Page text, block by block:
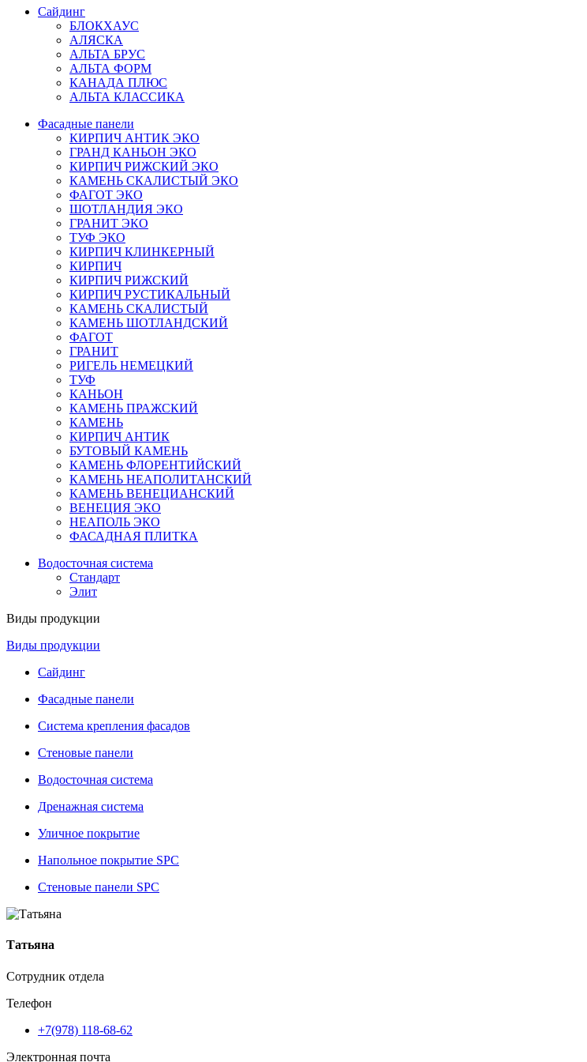
Сайдинг
БЛОКХАУС
АЛЯСКА
АЛЬТА БРУС
АЛЬТА ФОРМ
КАНАДА ПЛЮС
АЛЬТА КЛАССИКА
Фасадные панели
КИРПИЧ АНТИК ЭКО
ГРАНД КАНЬОН ЭКО
КИРПИЧ РИЖСКИЙ ЭКО
КАМЕНЬ СКАЛИСТЫЙ ЭКО
ФАГОТ ЭКО
ШОТЛАНДИЯ ЭКО
ГРАНИТ ЭКО
ТУФ ЭКО
КИРПИЧ КЛИНКЕРНЫЙ
КИРПИЧ
КИРПИЧ РИЖСКИЙ
КИРПИЧ РУСТИКАЛЬНЫЙ
КАМЕНЬ СКАЛИСТЫЙ
КАМЕНЬ ШОТЛАНДСКИЙ
ФАГОТ
ГРАНИТ
РИГЕЛЬ НЕМЕЦКИЙ
ТУФ
КАНЬОН
КАМЕНЬ ПРАЖСКИЙ
КАМЕНЬ
КИРПИЧ АНТИК
БУТОВЫЙ КАМЕНЬ
КАМЕНЬ ФЛОРЕНТИЙСКИЙ
КАМЕНЬ НЕАПОЛИТАНСКИЙ
КАМЕНЬ ВЕНЕЦИАНСКИЙ
ВЕНЕЦИЯ ЭКО
НЕАПОЛЬ ЭКО
ФАСАДНАЯ ПЛИТКА
Водосточная система
Стандарт
Элит
Виды продукции
Виды продукции
Сайдинг
Фасадные панели
Система крепления фасадов
Стеновые панели
Водосточная система
Дренажная система
Уличное покрытие
Напольное покрытие SPC
Стеновые панели SPC
Татьяна
Сотрудник отдела
Телефон
+7(978) 118-68-62
Электронная почта